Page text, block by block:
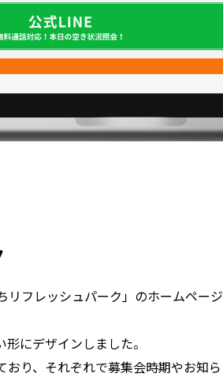
リフレッシュパーク」のホームページ
にデザインしました。
り、それぞれで募集会時期やお知ら